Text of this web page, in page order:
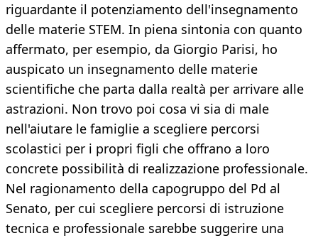
riguardante il potenziamento dell'insegnamento
delle materie STEM. In piena sintonia con quanto
affermato, per esempio, da Giorgio Parisi, ho
auspicato un insegnamento delle materie
scientifiche che parta dalla realtà per arrivare alle
astrazioni. Non trovo poi cosa vi sia di male
nell'aiutare le famiglie a scegliere percorsi
scolastici per i propri figli che offrano a loro
concrete possibilità di realizzazione professionale.
Nel ragionamento della capogruppo del Pd al
Senato, per cui scegliere percorsi di istruzione
tecnica e professionale sarebbe suggerire una